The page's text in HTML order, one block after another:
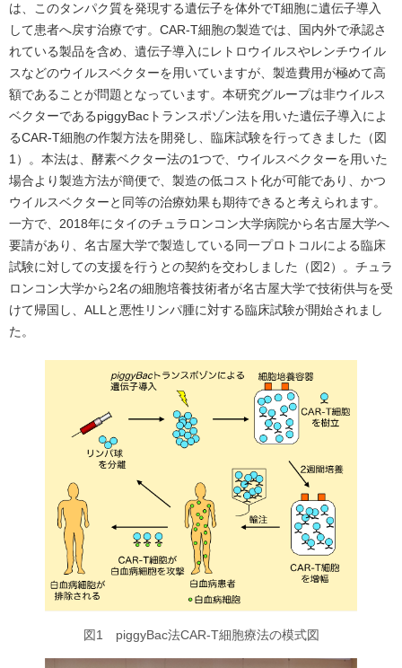
は、このタンパク質を発現する遺伝子を体外でT細胞に遺伝子導入
して患者へ戻す治療です。CAR-T細胞の製造では、国内外で承認さ
れている製品を含め、遺伝子導入にレトロウイルスやレンチウイル
スなどのウイルスベクターを用いていますが、製造費用が極めて高
額であることが問題となっています。本研究グループは非ウイルス
ベクターであるpiggyBacトランスポゾン法を用いた遺伝子導入によ
るCAR-T細胞の作製方法を開発し、臨床試験を行ってきました（図
1）。本法は、酵素ベクター法の1つで、ウイルスベクターを用いた
場合より製造方法が簡便で、製造の低コスト化が可能であり、かつ
ウイルスベクターと同等の治療効果も期待できると考えられます。
一方で、2018年にタイのチュラロンコン大学病院から名古屋大学へ
要請があり、名古屋大学で製造している同一プロトコルによる臨床
試験に対しての支援を行うとの契約を交わしました（図2）。チュラ
ロンコン大学から2名の細胞培養技術者が名古屋大学で技術供与を受
けて帰国し、ALLと悪性リンパ腫に対する臨床試験が開始されまし
た。
図1 piggyBac法CAR-T細胞療法の模式図